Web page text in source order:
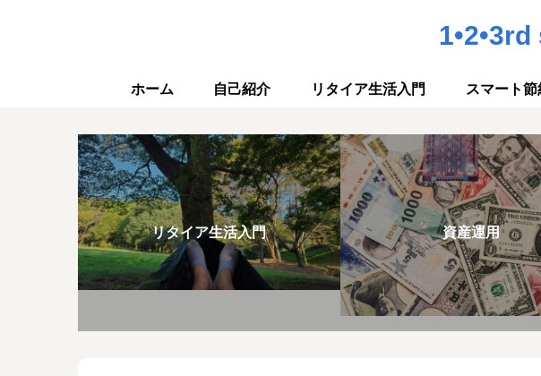
ホーム 自己紹介 リタイア生活入門 スマート
リタイア生活入門 資産運用